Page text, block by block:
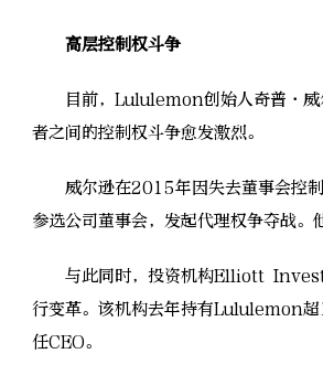
高层控制权斗争
目前，Lululemon创始人奇普·威
者之间的控制权斗争愈发激烈。
威尔逊在2015年因失去董事会控制
参选公司董事会，发起代理权争夺战
与此同时，投资机构Elliott
行变革。该机构去年持有Lululemon
任CEO。